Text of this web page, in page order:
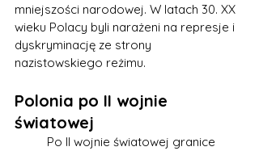
mniejszości narodowej. W latach 30. XX
wieku Polacy byli narażeni na represje i
dyskryminację ze strony
nazistowskiego reżimu.
Polonia po II wojnie
światowej